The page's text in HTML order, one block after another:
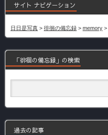
サイト ナビゲーション
日日是写真 > 徘徊の備忘録 > memory >
「徘徊の備忘録」の検索
過去の記事